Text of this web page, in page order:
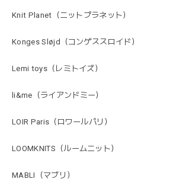
Knit Planet（ニットプラネット）
Konges Sløjd（コンゲススロイド）
Lemi toys（レミトイズ）
li&me（ライアンドミー）
LOIR Paris（ロワールパリ）
LOOMKNITS（ルームニット）
MABLI（マブリ）